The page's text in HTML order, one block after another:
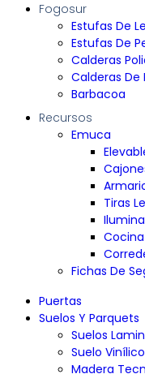
Fogosur
Estufas De
Estufas De
Calderas
Calderas De
Barbacoa
Recursos
Emuca
Tiras
Cocina
Fichas De
Puertas
Suelos Y Parquets
Suelos
Suelo Vinílico
Madera